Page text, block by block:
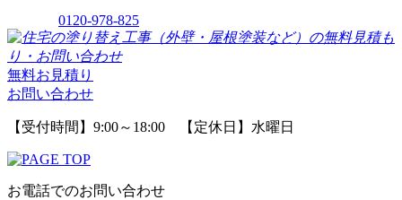
0120-978-825
無料お見積り
お問い合わせ
【受付時間】9:00～18:00 【定休日】水曜日
お電話でのお問い合わせ